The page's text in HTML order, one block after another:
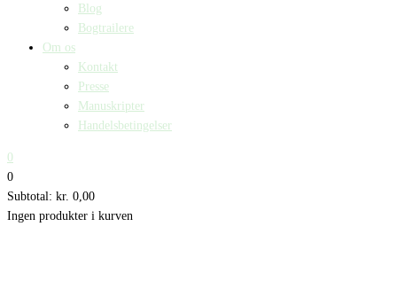
Blog
Bogtrailere
Om os
Kontakt
Presse
Manuskripter
Handelsbetingelser
0
0
Subtotal: kr. 0,00
Ingen produkter i kurven